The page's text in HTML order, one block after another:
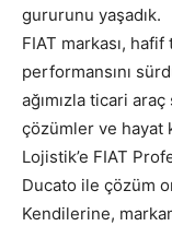
gururunu yaşadık.
FIAT markası, hafif
performansını
ağımızla ticari
çözümler ve hayat
Lojistik’e FIAT
Ducato ile çözüm
Kendilerine,